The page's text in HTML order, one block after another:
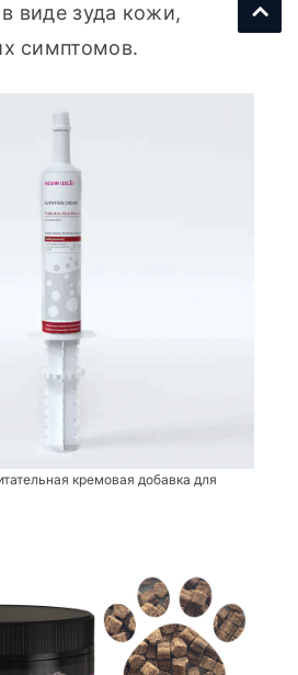
виде зуда кожи,
симптомов.
кремовая добавка для